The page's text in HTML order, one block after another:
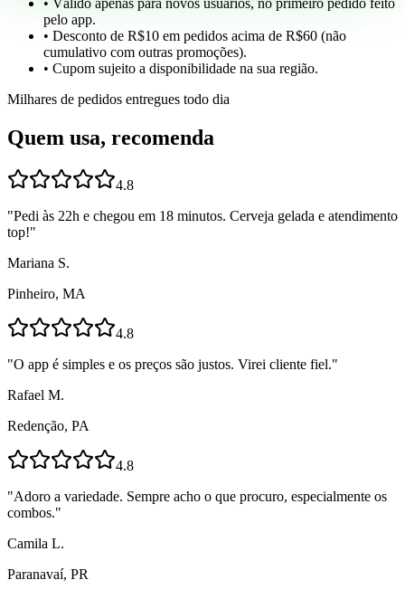
pelo app.
• Desconto de R$10 em pedidos acima de R$60 (não
cumulativo com outras promoções).
• Cupom sujeito a disponibilidade na sua região.
Milhares de pedidos entregues todo dia
Quem usa, recomenda
4.8
"Pedi às 22h e chegou em 18 minutos. Cerveja gelada e atendimento
top!"
Mariana S.
Pinheiro, MA
4.8
"O app é simples e os preços são justos. Virei cliente fiel."
Rafael M.
Redenção, PA
4.8
"Adoro a variedade. Sempre acho o que procuro, especialmente os
combos."
Camila L.
Paranavaí, PR